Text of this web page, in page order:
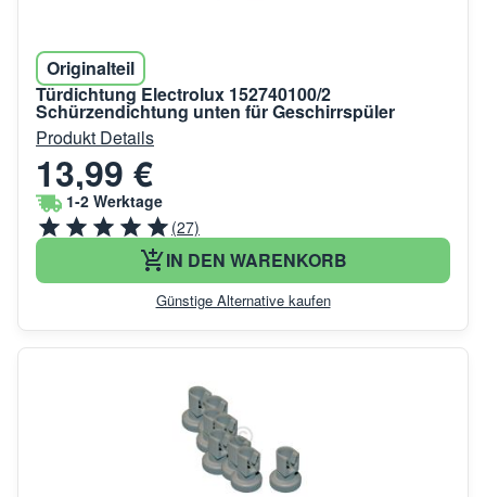
Originalteil
Türdichtung Electrolux 152740100/2
Schürzendichtung unten für Geschirrspüler
Produkt Details
13,99 €
1-2 Werktage
(27)
IN DEN WARENKORB
Günstige Alternative kaufen